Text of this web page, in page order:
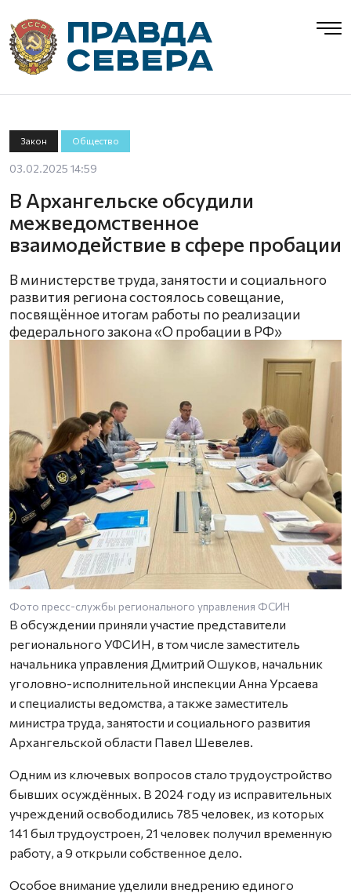
Закон Общество
03.02.2025 14:59
В Архангельске обсудили
межведомственное
взаимодействие в сфере пробации
В министерстве труда, занятости и социального
развития региона состоялось совещание,
посвящённое итогам работы по реализации
федерального закона «О пробации в РФ»
Фото пресс-службы регионального управления ФСИН
В обсуждении приняли участие представители
регионального УФСИН, в том числе заместитель
начальника управления Дмитрий Ошуков, начальник
уголовно-исполнительной инспекции Анна Урсаева
и специалисты ведомства, а также заместитель
министра труда, занятости и социального развития
Архангельской области Павел Шевелев.
Одним из ключевых вопросов стало трудоустройство
бывших осуждённых. В 2024 году из исправительных
учреждений освободились 785 человек, из которых
141 был трудоустроен, 21 человек получил временную
работу, а 9 открыли собственное дело.
Особое внимание уделили внедрению единого